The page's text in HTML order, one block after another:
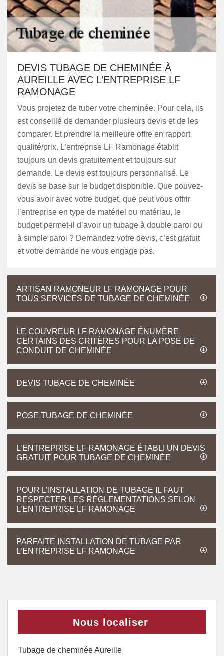
DEVIS TUBAGE DE CHEMINÉE À
AUREILLE AVEC L’ENTREPRISE LF
RAMONAGE
Vous projetez de tuber votre cheminée. Pour cela, ils
est conseillé de demander plusieurs devis et de les
comparer. Et prendre la meilleure offre en rapport
qualité/prix. L’entreprise LF Ramonage établit
toujours un devis gratuitement et toujours sur
demande. Le devis est toujours personnalisé. Le
devis se base sur le budget disponible. Que pouvez-
vous avoir avec votre budget, que peut vous offrir
l’entreprise en type de matériel ou matériau, le
budget permet-il d’avoir un tubage à double paroi ou
à simple paroi ? Demandez votre devis, c’est gratuit
et votre demande ne vous engage pas.
ARTISAN RAMONEUR LF RAMONAGE POUR
TOUS SERVICES DE TUBAGE DE CHEMINÉE
LE COUVREUR LF RAMONAGE ÉNUMÈRE
CERTAINS DES CRITÈRES POUR LA POSE DE
CONDUIT DE CHEMINÉE
DEVIS TUBAGE DE CHEMINÉE
POSE TUBAGE DE CHEMINÉE
L’ENTREPRISE LF RAMONAGE ÉTABLI UN DEVIS
GRATUIT POUR TUBAGE DE CHEMINÉE
POUR L’INSTALLATION DE TUBAGE IL FAUT
RESPECTER LES RÉGLEMENTATIONS SELON
L’ENTREPRISE LF RAMONAGE
PARFAITE INSTALLATION DE TUBAGE PAR
L’ENTREPRISE LF RAMONAGE
Nous localiser
Tubage de cheminée Aureille